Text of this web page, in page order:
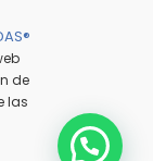
de
las